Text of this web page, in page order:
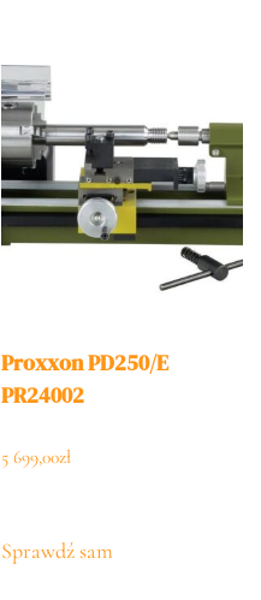
Proxxon PD250/E
PR24002
5 699,00zł
Sprawdź sam